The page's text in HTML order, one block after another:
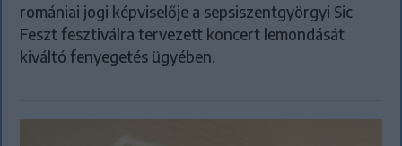
romániai jogi képviselője a sepsiszentgyörgyi Sic
Feszt fesztiválra tervezett koncert lemondását
kiváltó fenyegetés ügyében.